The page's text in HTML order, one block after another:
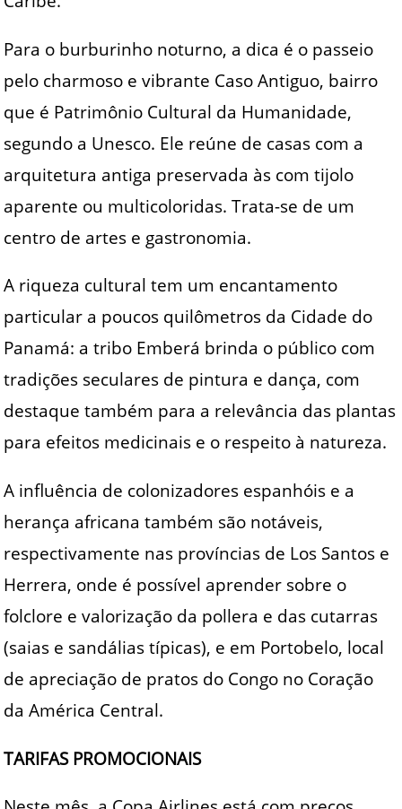
Para o burburinho noturno, a dica é o passeio
pelo charmoso e vibrante Caso Antiguo, bairro
que é Patrimônio Cultural da Humanidade,
segundo a Unesco. Ele reúne de casas com a
arquitetura antiga preservada às com tijolo
aparente ou multicoloridas. Trata-se de um
centro de artes e gastronomia.
A riqueza cultural tem um encantamento
particular a poucos quilômetros da Cidade do
Panamá: a tribo Emberá brinda o público com
tradições seculares de pintura e dança, com
destaque também para a relevância das plantas
para efeitos medicinais e o respeito à natureza.
A influência de colonizadores espanhóis e a
herança africana também são notáveis,
respectivamente nas províncias de Los Santos e
Herrera, onde é possível aprender sobre o
folclore e valorização da pollera e das cutarras
(saias e sandálias típicas), e em Portobelo, local
de apreciação de pratos do Congo no Coração
da América Central.
TARIFAS PROMOCIONAIS